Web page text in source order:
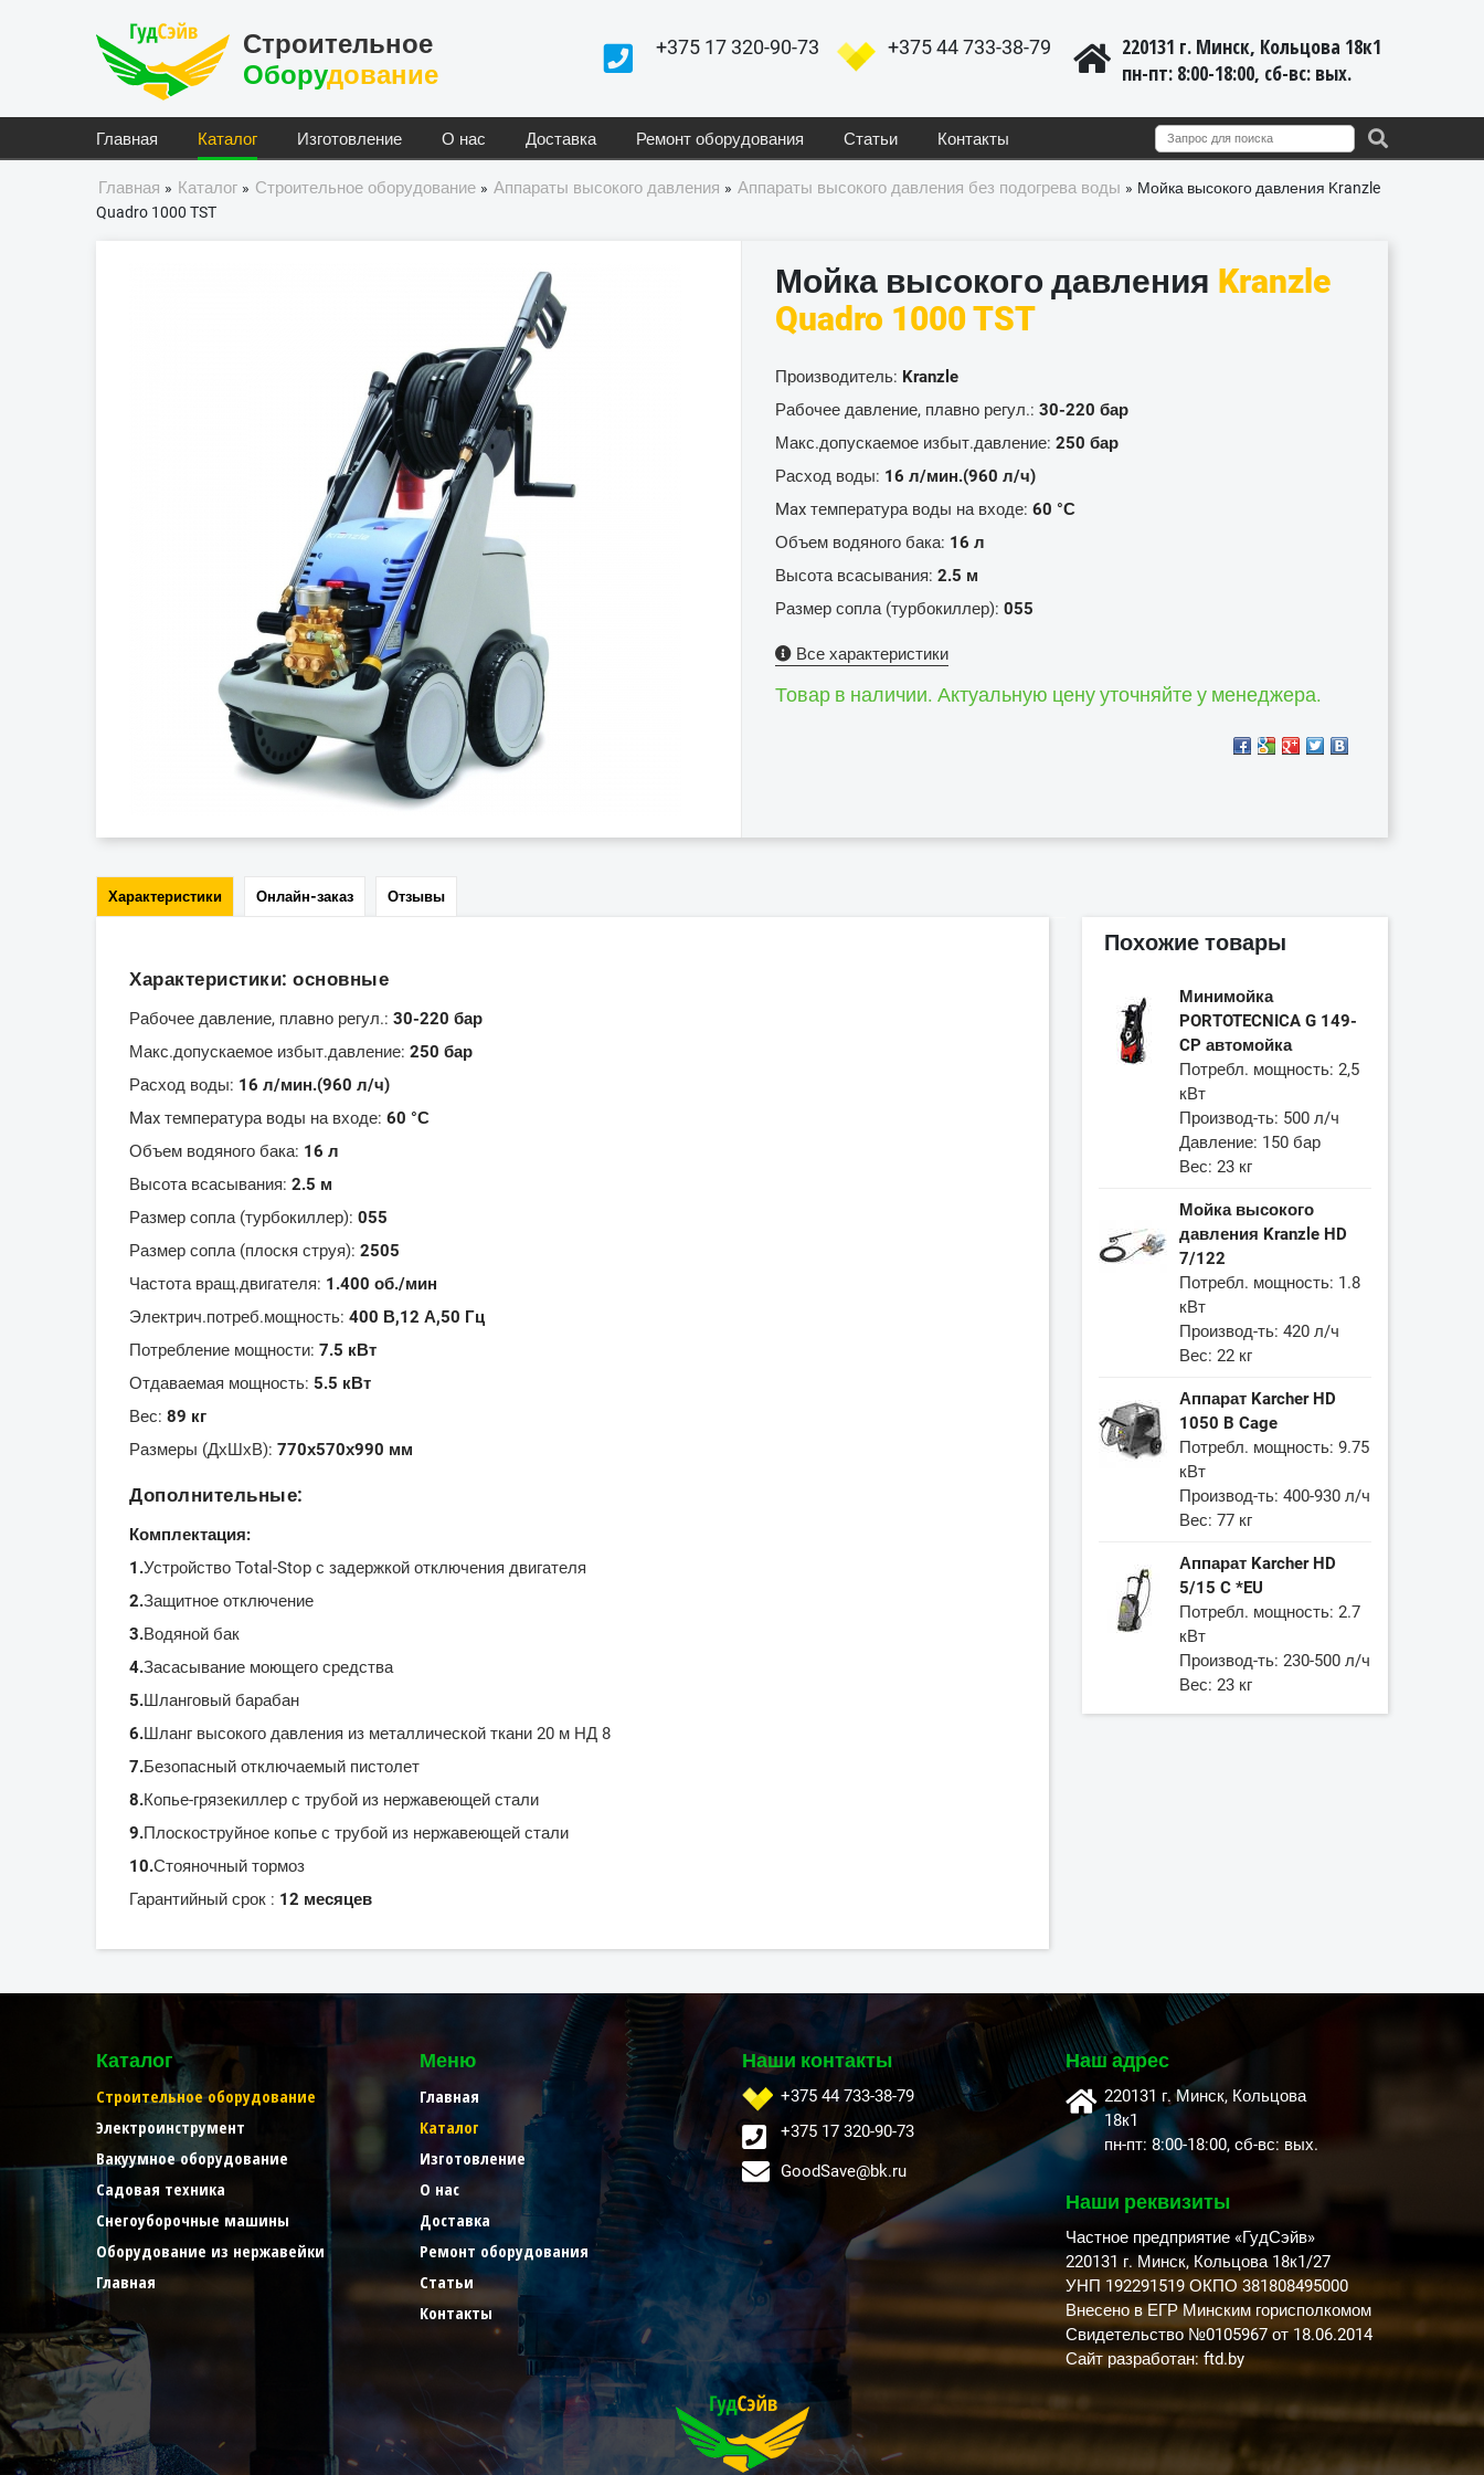
Строительное
ОборуДование
220131 г. Минск, Кольцова 18к1
пн-пт: 8:00-18:00, cб-вс: вых.
+375 44 733-38-79
+375 17 320-90-73
Главная Каталог Изготовление О нас Доставка Ремонт оборудования Статьи Контакты
Главная » Каталог » Строительное оборудование » Аппараты высокого давления » Аппараты высокого давления без подогрева воды » Мойка высокого давления Kranzle
Quadro 1000 TST
Мойка высокого давления Kranzle
Quadro 1000 TST
Производитель: Kranzle
Рабочее давление, плавно регул.: 30-220 бар
Макс.допускаемое избыт.давление: 250 бар
Расход воды: 16 л/мин.(960 л/ч)
Max температура воды на входе: 60 °С
Объем водяного бака: 16 л
Высота всасывания: 2.5 м
Размер сопла (турбокиллер): 055
Все характеристики
Товар в наличии. Актуальную цену уточняйте у менеджера.
Характеристики Онлайн-заказ Отзывы
Характеристики: основные
Рабочее давление, плавно регул.: 30-220 бар
Макс.допускаемое избыт.давление: 250 бар
Расход воды: 16 л/мин.(960 л/ч)
Max температура воды на входе: 60 °С
Объем водяного бака: 16 л
Высота всасывания: 2.5 м
Размер сопла (турбокиллер): 055
Размер сопла (плоскя струя): 2505
Частота вращ.двигателя: 1.400 об./мин
Электрич.потреб.мощность: 400 В,12 А,50 Гц
Потребление мощности: 7.5 кВт
Отдаваемая мощность: 5.5 кВт
Вес: 89 кг
Размеры (ДхШхВ): 770х570х990 мм
Дополнительные:
Комплектация:
1.Устройство Total-Stop с задержкой отключения двигателя
2.Защитное отключение
3.Водяной бак
4.Засасывание моющего средства
5.Шланговый барабан
6.Шланг высокого давления из металлической ткани 20 м НД 8
7.Безопасный отключаемый пистолет
8.Копье-грязекиллер с трубой из нержавеющей стали
9.Плоскоструйное копье с трубой из нержавеющей стали
10.Стояночный тормоз
Гарантийный срок : 12 месяцев
Похожие товары
Минимойка
PORTOTECNICA G 149-
CP автомойка
Потребл. мощность: 2,5
кВт
Производ-ть: 500 л/ч
Давление: 150 бар
Вес: 23 кг
Мойка высокого
давления Kranzle HD
7/122
Потребл. мощность: 1.8
кВт
Производ-ть: 420 л/ч
Вес: 22 кг
Аппарат Karcher HD
1050 B Cage
Потребл. мощность: 9.75
кВт
Производ-ть: 400-930 л/ч
Вес: 77 кг
Аппарат Karcher HD
5/15 C *EU
Потребл. мощность: 2.7
кВт
Производ-ть: 230-500 л/ч
Вес: 23 кг
Каталог
Строительное оборудование
Электроинструмент
Вакуумное оборудование
Садовая техника
Снегоуборочные машины
Оборудование из нержавейки
Главная
Меню
Главная
Каталог
Изготовление
О нас
Доставка
Ремонт оборудования
Статьи
Контакты
Наши контакты
+375 44 733-38-79
+375 17 320-90-73
GoodSave@bk.ru
Наш адрес
220131 г. Минск, Кольцова
18к1
пн-пт: 8:00-18:00, cб-вс: вых.
Наши реквизиты
Частное предприятие «ГудСэйв»
220131 г. Минск, Кольцова 18к1/27
УНП 192291519 ОКПО 381808495000
Внесено в ЕГР Минским горисполкомом
Свидетельство №0105967 от 18.06.2014
Сайт разработан: ftd.by